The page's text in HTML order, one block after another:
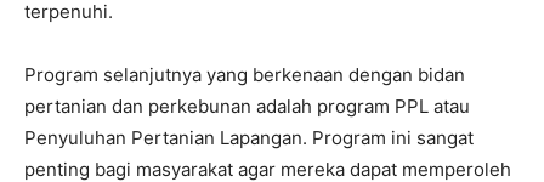
terpenuhi.
Program selanjutnya yang berkenaan dengan bidan
pertanian dan perkebunan adalah program PPL atau
Penyuluhan Pertanian Lapangan. Program ini sangat
penting bagi masyarakat agar mereka dapat memperoleh